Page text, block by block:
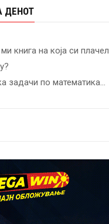
ДЕНОТ
книга на која си плачел
задачи по математика…